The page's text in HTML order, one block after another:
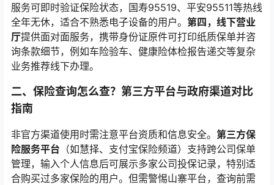
服务可即时验证保险状态，国寿95519、平安95511等热线
全年无休，适合不熟悉电子设备的用户。 第四，线下营业
厅提供面对面服务，携带身份证原件可打印纸质保单并咨
询条款细节，例如车险验车、健康险体检报告递交等复杂
业务推荐线下办理。
二、保险查询怎么查？第三方平台与政府渠道对比
指南
非官方渠道使用时需注意平台资质和信息安全。 第三方保
险服务平台 （如慧择、支付宝保险频道）支持跨公司保单
管理，输入个人信息后可展示多家公司投保记录，特别适
合购买过多家保险的用户。但需警惕山寨平台，查询前需